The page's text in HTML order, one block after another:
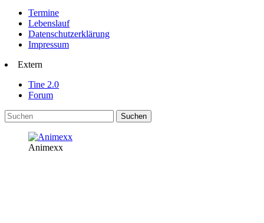
Termine
Lebenslauf
Datenschutzerklärung
Impressum
Extern
Tine 2.0
Forum
Animexx